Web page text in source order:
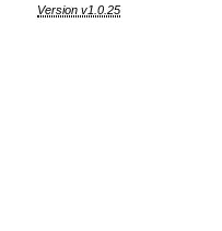
Version v1.0.25